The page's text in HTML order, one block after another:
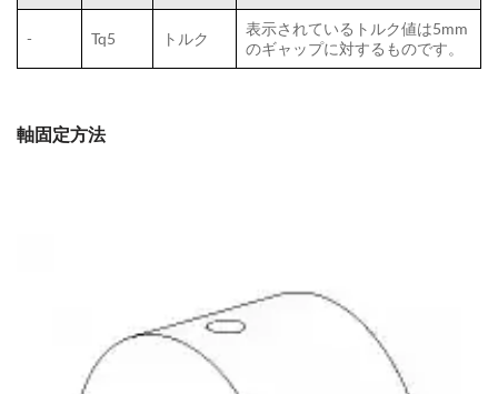
- Tq5 トルク
表示されているトルク値は5mm
のギャップに対するものです。
軸固定方法